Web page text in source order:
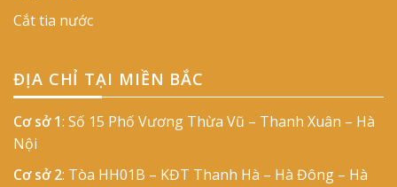
Cắt tia nước
ĐỊA CHỈ TẠI MIỀN BẮC
Cơ sở 1: Số 15 Phố Vương Thừa Vũ – Thanh Xuân – Hà
Nội
Cơ sở 2: Tòa HH01B – KĐT Thanh Hà – Hà Đông – Hà